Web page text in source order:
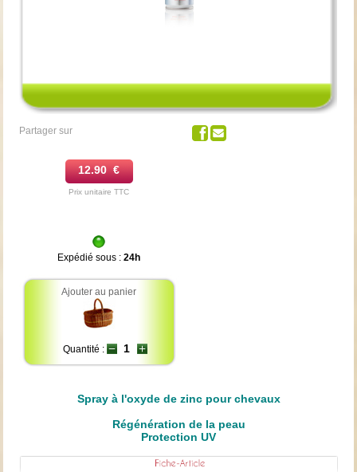
Partager sur
12.90 €
Prix unitaire TTC
Expédié sous :24h
Ajouter au panier
Quantité :
Spray à l'oxyde de zinc pour chevaux
Régénération de la peau
Protection UV